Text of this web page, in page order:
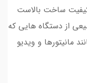
ساخت بالاست
از دستگاه هایی که
مانیتورها و ویدیو